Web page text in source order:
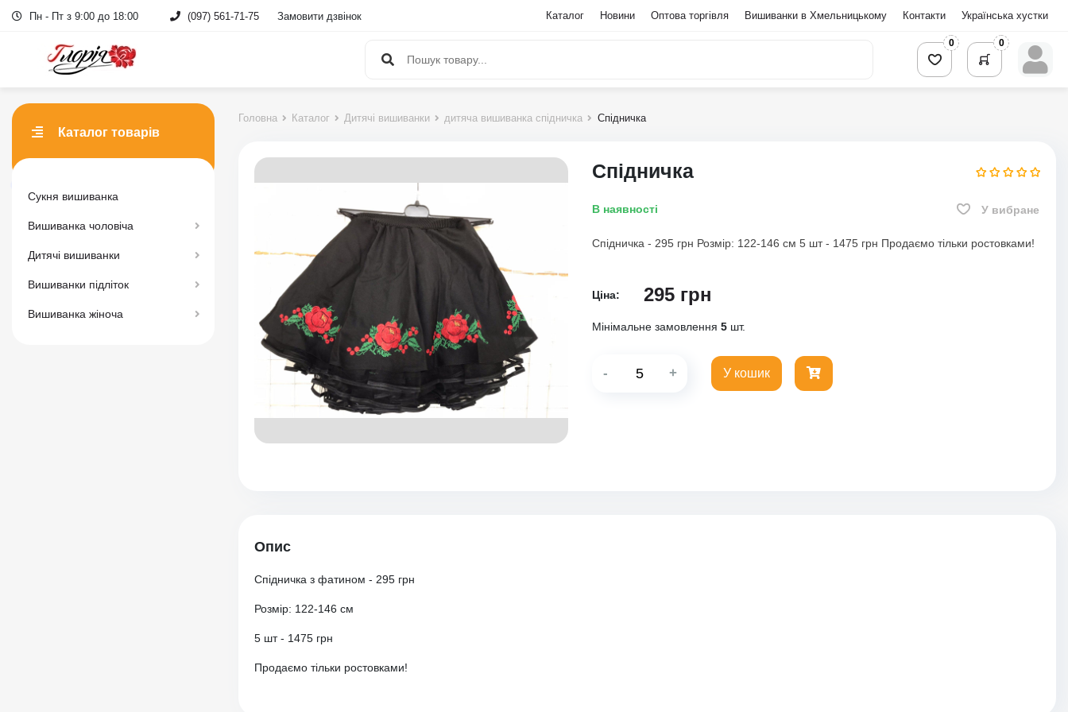
Пн - Пт з 9:00 до 18:00 (097) 561-71-75 Замовити дзвінок Каталог Новини Оптова торгівля Вишиванки в Хмельницькому Контакти Українська хустки
0 0
Каталог товарів
Сукня вишиванка
Вишиванка чоловіча
Дитячі вишиванки
Вишиванки підліток
Вишиванка жіноча
Головна Каталог Дитячі вишиванки дитяча вишиванка спідничка Спідничка
Спідничка
В наявності У вибране
Спідничка - 295 грн Розмір: 122-146 см 5 шт - 1475 грн Продаємо тільки ростовками!
Ціна: 295 грн
Мінімальне замовлення 5шт.
- + У кошик
Опис
Спідничка з фатином - 295 грн
Розмір: 122-146 см
5 шт - 1475 грн
Продаємо тільки ростовками!